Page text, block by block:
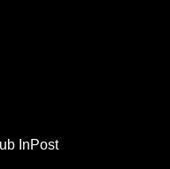
InPost